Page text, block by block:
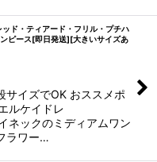
ド・ティアード・フリル・プチハ
ピース[即日発送][大きいサイズあ
サイズでOK おススメポ
ルケイドレ
ネックのミディアムワン
ラワー…